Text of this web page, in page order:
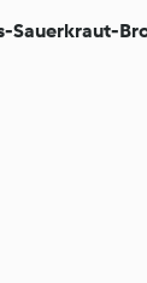
Sauerkraut-